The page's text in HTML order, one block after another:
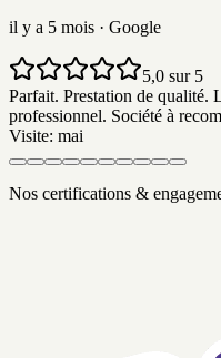
il y a 5 mois · Google
5,0 sur 5
Parfait. Prestation de qualité.
professionnel. Société à
Visite: mai
Nos certifications &